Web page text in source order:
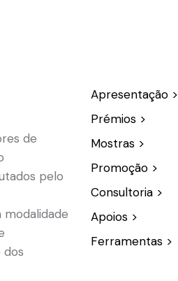
de
pelo
Apresentação >
Prémios >
Mostras >
Promoção >
Consultoria >
Apoios >
Ferramentas >